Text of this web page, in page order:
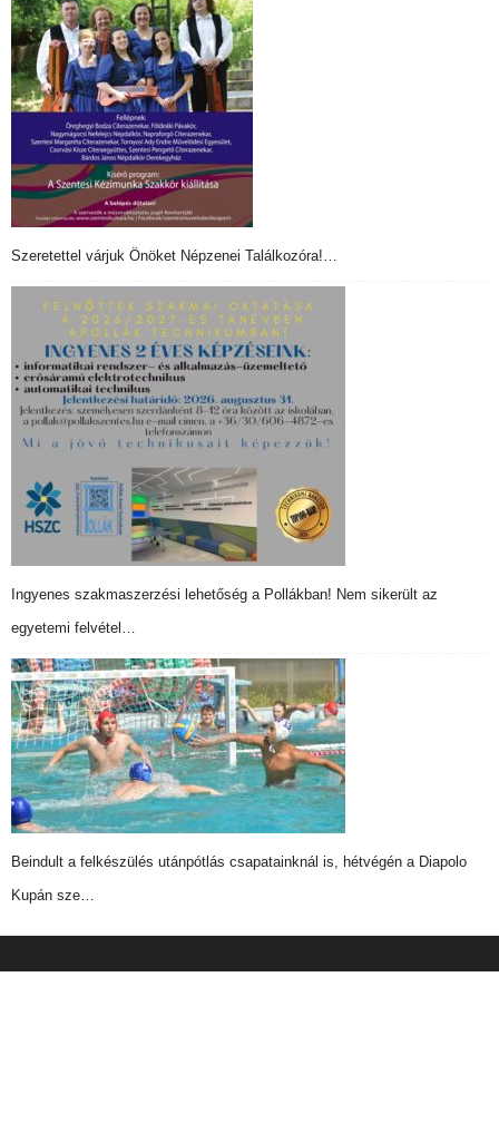
Szeretettel várjuk Önöket Népzenei Találkozóra!…
Ingyenes szakmaszerzési lehetőség a Pollákban! Nem sikerült az
egyetemi felvétel…
Beindult a felkészülés utánpótlás csapatainknál is, hétvégén a Diapolo
Kupán sze…